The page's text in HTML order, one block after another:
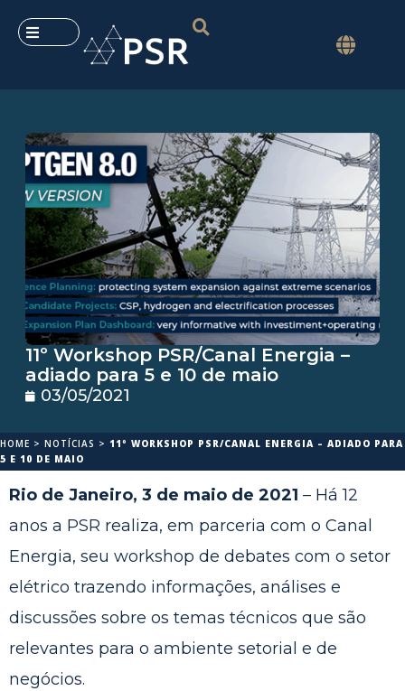
11º Workshop PSR/Canal Energia –
adiado para 5 e 10 de maio
03/05/2021
HOME > NOTÍCIAS > 11º WORKSHOP PSR/CANAL ENERGIA – ADIADO PARA
5 E 10 DE MAIO
Rio de Janeiro, 3 de maio de 2021 – Há 12
anos a PSR realiza, em parceria com o Canal
Energia, seu workshop de debates com o setor
elétrico trazendo informações, análises e
discussões sobre os temas técnicos que são
relevantes para o ambiente setorial e de
negócios.